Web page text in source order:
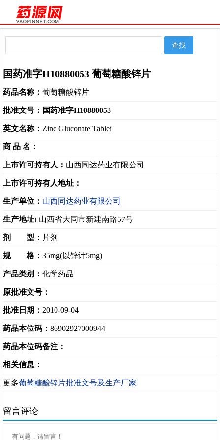
国药准字H10880053 葡萄糖酸锌片
药品名称： 葡萄糖酸锌片
批准文号： 国药准字H10880053
英文名称： Zinc Gluconate Tablet
商 品 名：
上市许可持有人： 山西同达药业有限公司
上市许可持有人地址：
生产单位： 山西同达药业有限公司
生产地址: 山西省大同市新建南路57号
剂 型： 片剂
规 格： 35mg(以锌计5mg)
产品类别： 化学药品
原批准文号：
批准日期： 2010-09-04
药品本位码： 86902927000944
药品本位码备注：
相关信息：
更多葡萄糖酸锌片批准文号及生产厂家
留言评论